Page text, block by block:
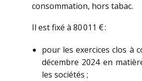
consommation, hors tabac.
Il est fixé à 80 011 € :
pour les exercices clos à
décembre 2024 en
les sociétés ;